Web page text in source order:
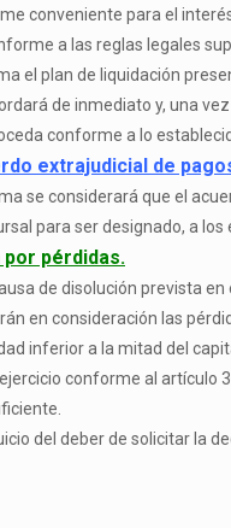
conveniente para el
a las reglas legales
el plan de liquidación
de inmediato y, una
conforme a lo
extrajudicial de
se considerará que el
para ser designado, a
por pérdidas.
de disolución prevista
en consideración las
inferior a la mitad del
conforme al artículo
del deber de solicitar la